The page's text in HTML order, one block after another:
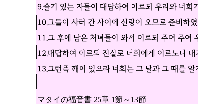
9.슬기 있는 자들이 대답하여 이르되 우리와 너
10.그들이 사러 간 사이에 신랑이 오므로 준비하
11.그 후에 남은 처녀들이 와서 이르되 주여 주여
12.대답하여 이르되 진실로 너희에게 이르노니
13.그런즉 깨어 있으라 너희는 그 날과 그 때를 알
マタイの福音書 25章 1節～13節